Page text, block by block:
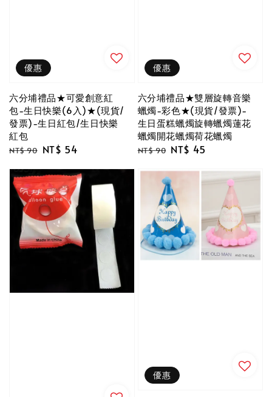
優惠
六分埔禮品★可愛創意紅
包-生日快樂(6入)★(現貨/
發票)-生日紅包/生日快樂
紅包
Regular
NT$ 90 Sale
NT$ 54
優惠
六分埔禮品★雙層旋轉音樂
蠟燭-彩色★(現貨/發票)-
生日蛋糕蠟燭旋轉蠟燭蓮花
蠟燭開花蠟燭荷花蠟燭
Regular
NT$ 90 Sale
NT$ 45
優惠